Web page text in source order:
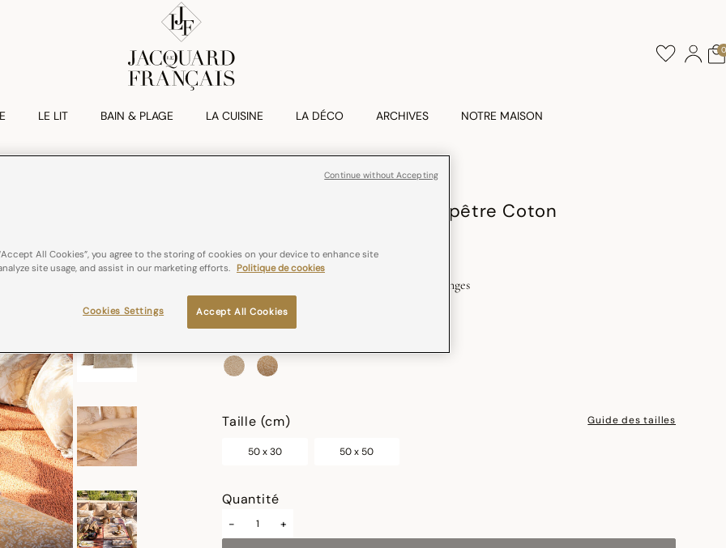
0
LE LIT BAIN & PLAGE LA CUISINE LA DÉCO ARCHIVES NOTRE MAISON
Housse De Coussin Champêtre Coton
€ 25,00
Franges
Taille (cm) Guide des tailles
50 x 30 50 x 50
Quantité
- +
All Cookies”, you agree to the storing of cookies on your device to enhance site
site usage, and assist in our marketing efforts. Politique de cookies
Accept All Cookies
Cookies Settings
Continue without Accepting